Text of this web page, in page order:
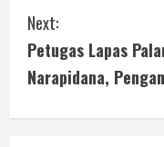
Next:
Petugas Lapas
Narapidana,